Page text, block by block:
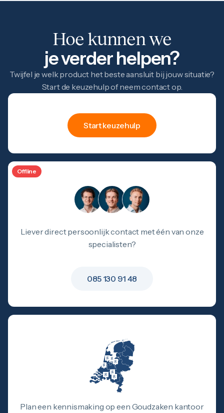
Hoe kunnen we
je verder helpen?
Twijfel je welk product het beste aansluit bij jouw situatie?
Start de keuzehulp of neem contact op.
Start keuzehulp
Offline
Liever direct persoonlijk contact met één van onze
specialisten?
085 130 91 48
Plan een kennismaking op een Goudzaken kantoor